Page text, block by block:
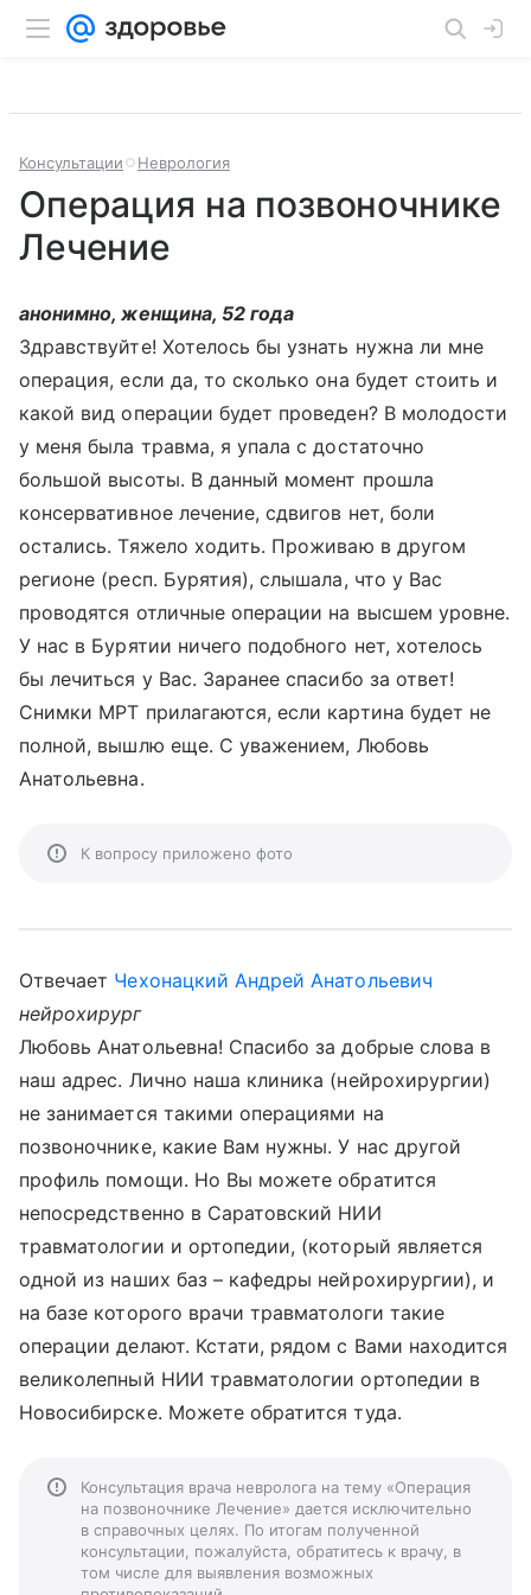
Консультации Неврология
Операция на позвоночнике
Лечение
анонимно, женщина, 52 года
Здравствуйте! Хотелось бы узнать нужна ли мне
операция, если да, то сколько она будет стоить и
какой вид операции будет проведен? В молодости
у меня была травма, я упала с достаточно
большой высоты. В данный момент прошла
консервативное лечение, сдвигов нет, боли
остались. Тяжело ходить. Проживаю в другом
регионе (респ. Бурятия), слышала, что у Вас
проводятся отличные операции на высшем уровне.
У нас в Бурятии ничего подобного нет, хотелось
бы лечиться у Вас. Заранее спасибо за ответ!
Снимки МРТ прилагаются, если картина будет не
полной, вышлю еще. С уважением, Любовь
Анатольевна.
К вопросу приложено фото
Отвечает Чехонацкий Андрей Анатольевич
нейрохирург
Любовь Анатольевна! Спасибо за добрые слова в
наш адрес. Лично наша клиника (нейрохирургии)
не занимается такими операциями на
позвоночнике, какие Вам нужны. У нас другой
профиль помощи. Но Вы можете обратится
непосредственно в Саратовский НИИ
травматологии и ортопедии, (который является
одной из наших баз – кафедры нейрохирургии), и
на базе которого врачи травматологи такие
операции делают. Кстати, рядом с Вами находится
великолепный НИИ травматологии ортопедии в
Новосибирске. Можете обратится туда.
Консультация врача невролога на тему «Операция
на позвоночнике Лечение» дается исключительно
в справочных целях. По итогам полученной
консультации, пожалуйста, обратитесь к врачу, в
том числе для выявления возможных